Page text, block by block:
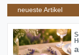
neueste Artikel